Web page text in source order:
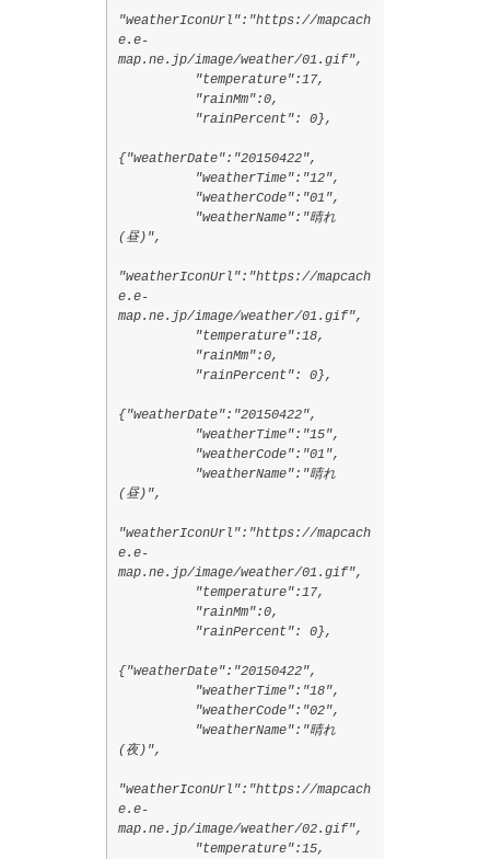
"weatherIconUrl":"https://mapcach
e.e-
map.ne.jp/image/weather/01.gif",
"temperature":17,
"rainMm":0,
"rainPercent": 0},
{"weatherDate":"20150422",
"weatherTime":"12",
"weatherCode":"01",
"weatherName":"晴れ
(昼)",
"weatherIconUrl":"https://mapcach
e.e-
map.ne.jp/image/weather/01.gif",
"temperature":18,
"rainMm":0,
"rainPercent": 0},
{"weatherDate":"20150422",
"weatherTime":"15",
"weatherCode":"01",
"weatherName":"晴れ
(昼)",
"weatherIconUrl":"https://mapcach
e.e-
map.ne.jp/image/weather/01.gif",
"temperature":17,
"rainMm":0,
"rainPercent": 0},
{"weatherDate":"20150422",
"weatherTime":"18",
"weatherCode":"02",
"weatherName":"晴れ
(夜)",
"weatherIconUrl":"https://mapcach
e.e-
map.ne.jp/image/weather/02.gif",
"temperature":15,